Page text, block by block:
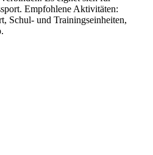
Empfohlene Aktivitäten:
Schul- und Trainingseinheiten,